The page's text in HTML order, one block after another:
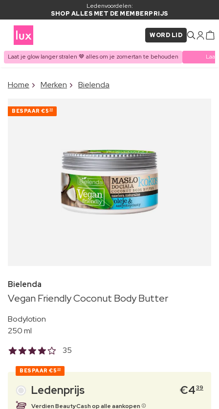
Ledenvoordelen:
SHOP ALLES MET DE MEMBERPRIJS
WORD LID
Laat je glow langer stralen 🤎 alles om je zomertan te behouden
ITEM TOEGEVOEGD AAN
Home Merken Bielenda
BESPAAR €5 30
Bielenda
Vegan Friendly Coconut Body Butter
Bodylotion
250 ml
35
BESPAAR €5 30
Ledenprijs €439
Verdien BeautyCash op alle aankopen